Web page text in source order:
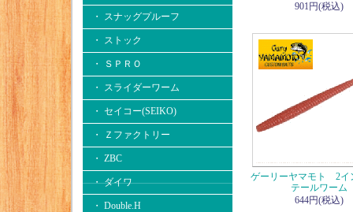
・ スナッグプルーフ
・ ストック
・ ＳＰＲＯ
・ スライダーワーム
・ セイコー(SEIKO)
・ Ｚファクトリー
・ ZBC
・ ダイワ
・ Double.H
901円(税込)
ゲーリーヤマモト 2イ
テールワーム
644円(税込)